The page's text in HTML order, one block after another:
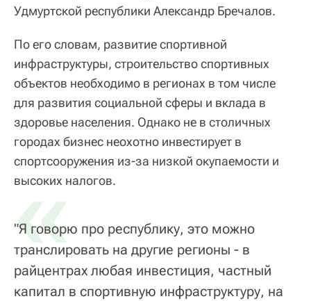
Удмуртской республики Александр Бречалов.
По его словам, развитие спортивной
инфраструктуры, строительство спортивных
объектов необходимо в регионах в том числе
для развития социальной сферы и вклада в
здоровье населения. Однако не в столичных
городах бизнес неохотно инвестирует в
спортсооружения из-за низкой окупаемости и
высоких налогов.
«
"Я говорю про республику, это можно
транслировать на другие регионы - в
райцентрах любая инвестиция, частный
капитал в спортивную инфраструктуру, на